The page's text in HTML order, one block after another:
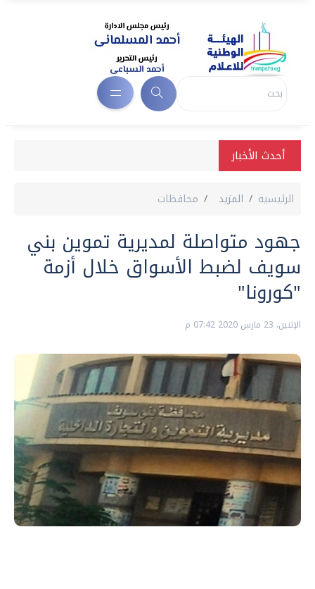
أحدث الأخبار
الرئيسية المزيد محافظات
جهود متواصلة لمديرية تموين بني
سويف لضبط الأسواق خلال أزمة
"كورونا"
الإثنين، 23 مارس 2020 07:42 م